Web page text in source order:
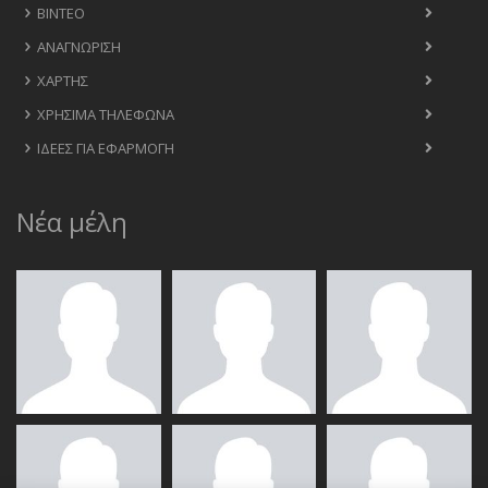
ΒΊΝΤΕΟ
ΑΝΑΓΝΏΡΙΣΗ
ΧΆΡΤΗΣ
ΧΡΉΣΙΜΑ ΤΗΛΈΦΩΝΑ
ΙΔΈΕΣ ΓΙΑ ΕΦΑΡΜΟΓΉ
Νέα μέλη